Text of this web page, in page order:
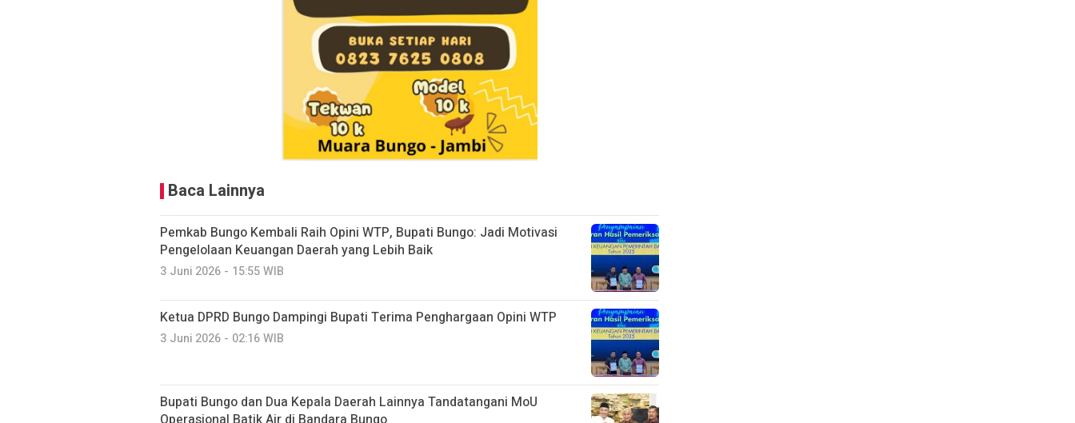
Baca Lainnya
Pemkab Bungo Kembali Raih Opini WTP, Bupati Bungo: Jadi Motivasi
Pengelolaan Keuangan Daerah yang Lebih Baik
3 Juni 2026 - 15:55 WIB
Ketua DPRD Bungo Dampingi Bupati Terima Penghargaan Opini WTP
3 Juni 2026 - 02:16 WIB
Bupati Bungo dan Dua Kepala Daerah Lainnya Tandatangani MoU